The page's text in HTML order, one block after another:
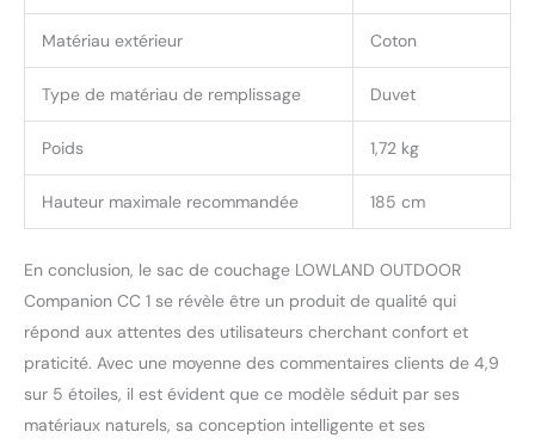
Matériau extérieur Coton
Type de matériau de remplissage Duvet
Poids 1,72 kg
Hauteur maximale recommandée 185 cm
En conclusion, le sac de couchage LOWLAND OUTDOOR
Companion CC 1 se révèle être un produit de qualité qui
répond aux attentes des utilisateurs cherchant confort et
praticité. Avec une moyenne des commentaires clients de 4,9
sur 5 étoiles, il est évident que ce modèle séduit par ses
matériaux naturels, sa conception intelligente et ses